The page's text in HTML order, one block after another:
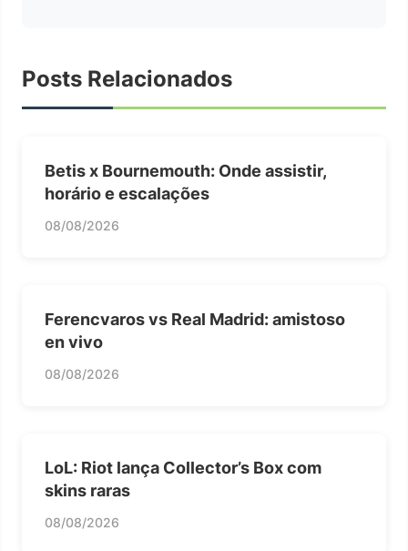
Posts Relacionados
Betis x Bournemouth: Onde assistir,
horário e escalações
08/08/2026
Ferencvaros vs Real Madrid: amistoso
en vivo
08/08/2026
LoL: Riot lança Collector’s Box com
skins raras
08/08/2026